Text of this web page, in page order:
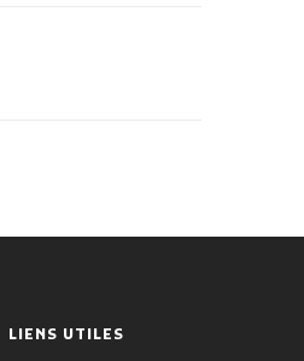
LIENS UTILES